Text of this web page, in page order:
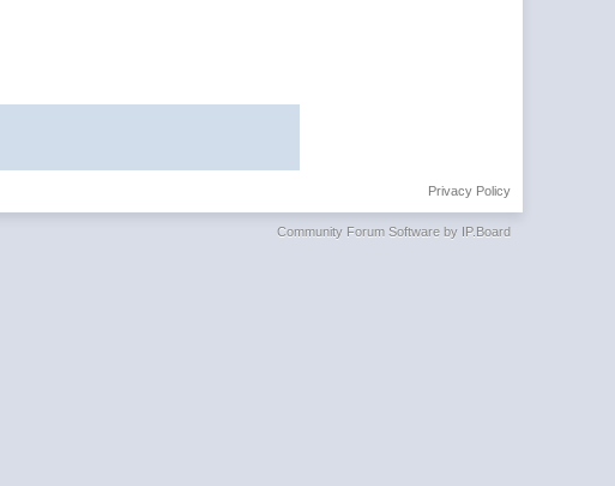
Privacy Policy
Community Forum Software by IP.Board